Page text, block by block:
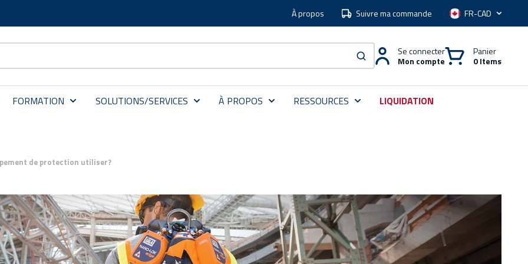
À propos Suivre ma commande Langue
soumettre une recherche
Se connecter
Mon compte
Panier
0 Items
FORMATION SOLUTIONS/SERVICES À PROPOS RESSOURCES LIQUIDATION
de protection utiliser?